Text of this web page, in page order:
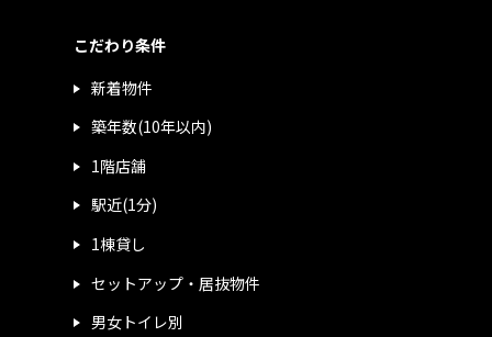
こだわり条件
新着物件
築年数(10年以内)
1階店舗
駅近(1分)
1棟貸し
セットアップ・居抜物件
男女トイレ別